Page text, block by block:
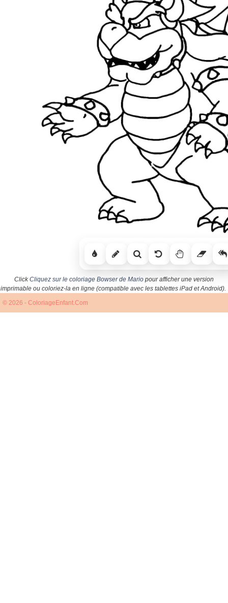
ClickCliquez sur le coloriage Bowser de Mario pour afficher une version
imprimable ou coloriez-la en ligne (compatible avec les tablettes iPad et Android).
© 2026 - ColoriageEnfant.Com